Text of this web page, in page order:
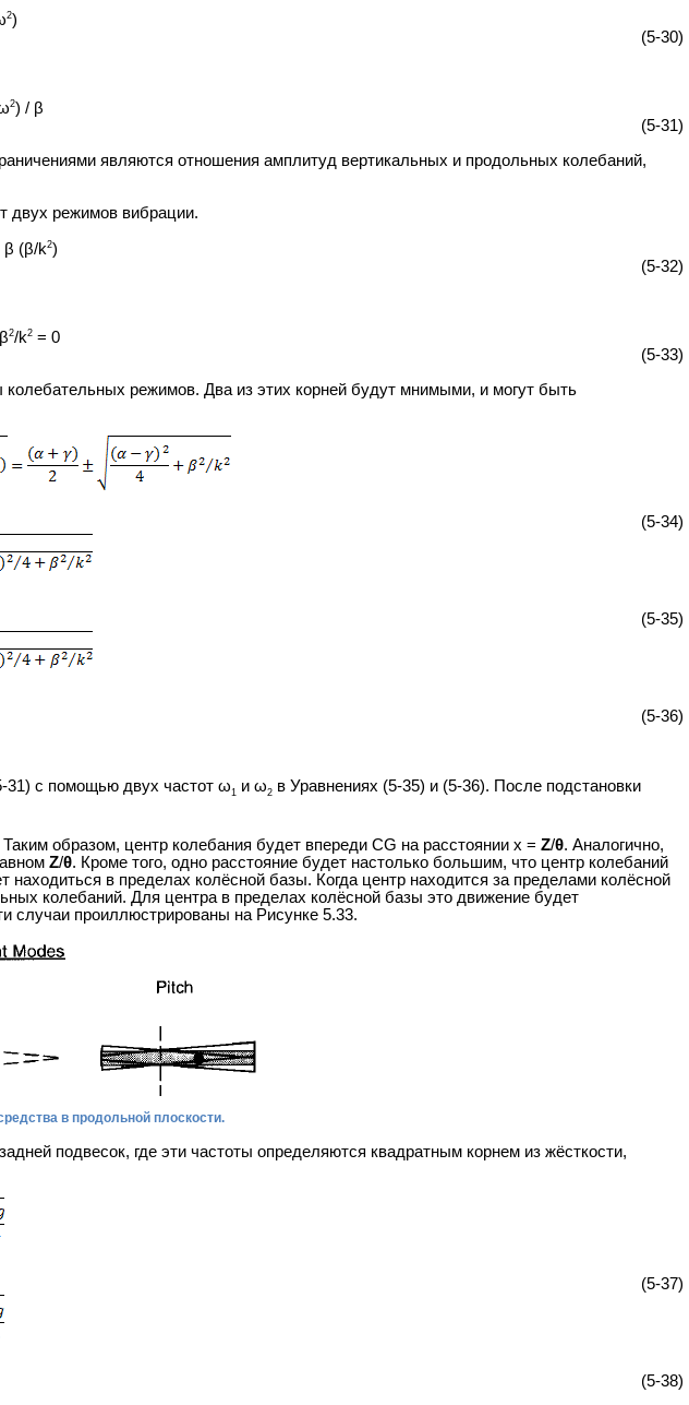
2)
(5-30)
2) / β
(5-31)
являются отношения амплитуд вертикальных и продольных колебаний,
двух режимов вибрации.
β (β/k2)
(5-32)
2/k2= 0
(5-33)
режимов. Два из этих корней будут мнимыми, и могут быть
(5-34)
(5-35)
(5-36)
31) с помощью двух частот ω1 и ω2 в Уравнениях (5-35) и (5-36). После подстановки
образом, центр колебания будет впереди CG на расстоянии х = Z/θ. Аналогично,
Z/θ. Кроме того, одно расстояние будет настолько большим, что центр колебаний
в пределах колёсной базы. Когда центр находится за пределами колёсной
колебаний. Для центра в пределах колёсной базы это движение будет
случаи проиллюстрированы на Рисунке 5.33.
в продольной плоскости.
подвесок, где эти частоты определяются квадратным корнем из жёсткости,
(5-37)
(5-38)